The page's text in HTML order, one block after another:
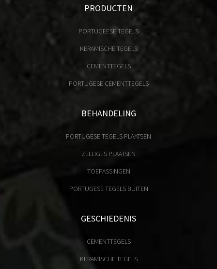
PRODUCTEN
PORTUGEESE TEGELS
KERAMISCHE TEGELS
CEMENTTEGELS
PORTUGESE CEMENTTEGELS
BEHANDELING
PORTUGESE TEGELS PLAATSEN
ZELLIGES PLAATSEN
TOEPASSINGEN
PORTUGESE TEGELS BUITEN
GESCHIEDENIS
CEMENTTEGELS
KERAMISCHE TEGELS